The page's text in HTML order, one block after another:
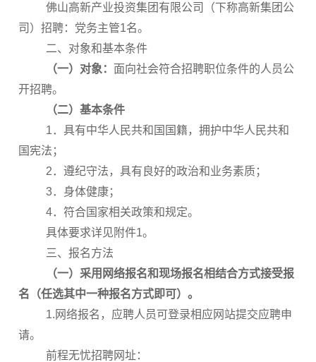
佛山高新产业投资集团有限公司（下称高新集团公
司）招聘：党务主管1名。
二、对象和基本条件
（一）对象： 面向社会符合招聘职位条件的人员公
开招聘。
（二）基本条件
1．具有中华人民共和国国籍，拥护中华人民共和
国宪法；
2．遵纪守法，具有良好的政治和业务素质；
3．身体健康；
4．符合国家相关政策和规定。
具体要求详见附件1。
三、报名方法
（一） 采用网络报名和现场报名相结合方式接受报
名（任选其中一种报名方式即可）。
1.网络报名，应聘人员可登录相应网站提交应聘申
请。
前程无忧招聘网址：